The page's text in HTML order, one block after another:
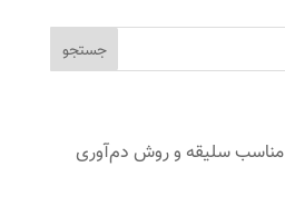
مناسب سلیقه و روش دم‌آوری